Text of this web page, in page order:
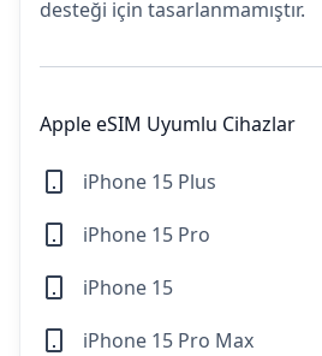
desteği için tasarlanmamıştır.
Apple eSIM Uyumlu Cihazlar
iPhone 15 Plus
iPhone 15 Pro
iPhone 15
iPhone 15 Pro Max